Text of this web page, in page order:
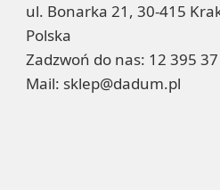
ul. Bonarka 21, 30-415
Polska
Zadzwoń do nas: 12 395
Mail: sklep@dadum.pl